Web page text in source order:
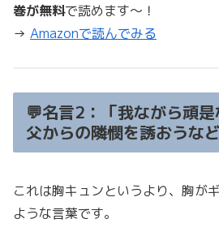
巻が無料で読めます～！
→ Amazonで読んでみる
💬名言2：「我ながら頑
父からの隣憫を誘おうな
これは胸キュンというより、胸が
ような言葉です。